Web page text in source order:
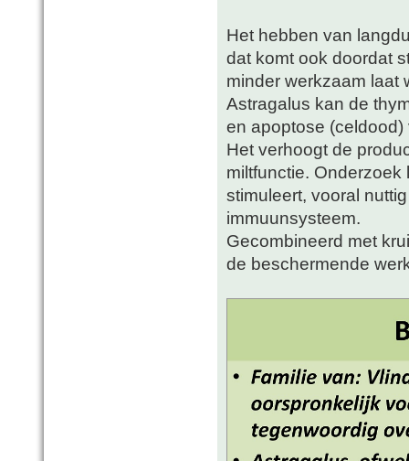
Het hebben van
dat komt ook doordat
minder werkzaam laat
Astragalus kan de
en apoptose (celdood)
Het verhoogt de
miltfunctie.
stimuleert, vooral
immuunsysteem.
Gecombineerd met
de beschermende